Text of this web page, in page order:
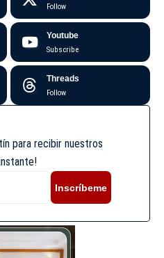
Follow
Youtube
Subscribe
Threads
Follow
para recibir nuestros
Inscríbeme